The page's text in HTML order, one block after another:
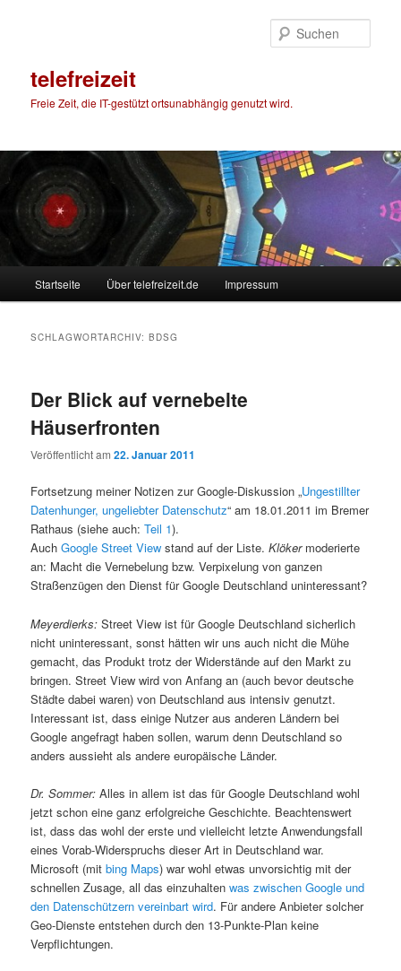
telefreizeit
Freie Zeit, die IT-gestützt ortsunabhängig genutzt wird.
Startseite Über telefreizeit.de Impressum
SCHLAGWORTARCHIV:BDSG
Der Blick auf vernebelte
Häuserfronten
Veröffentlicht am22. Januar 2011
Fortsetzung meiner Notizen zur Google-Diskussion „Ungestillter
Datenhunger, ungeliebter Datenschutz“ am 18.01.2011 im Bremer
Rathaus (siehe auch:Teil 1).
AuchGoogle Street View stand auf der Liste.Klökermoderierte
an: Macht die Vernebelung bzw. Verpixelung von ganzen
Straßenzügen den Dienst für Google Deutschland uninteressant?
Meyerdierks: Street View ist für Google Deutschland sicherlich
nicht uninteressant, sonst hätten wir uns auch nicht die Mühe
gemacht, das Produkt trotz der Widerstände auf den Markt zu
bringen. Street View wird von Anfang an (auch bevor deutsche
Städte dabei waren) von Deutschland aus intensiv genutzt.
Interessant ist, dass einige Nutzer aus anderen Ländern bei
Google angefragt haben sollen, warum denn Deutschland so
anders aussieht als andere europäische Länder.
Dr. Sommer: Alles in allem ist das für Google Deutschland wohl
jetzt schon eine ganz erfolgreiche Geschichte. Beachtenswert
ist, dass das wohl der erste und vielleicht letzte Anwendungsfall
eines Vorab-Widerspruchs dieser Art in Deutschland war.
Microsoft (mit bing Maps) war wohl etwas unvorsichtig mit der
schnellen Zusage, all das einzuhaltenwas zwischen Google und
den Datenschützern vereinbart wird. Für andere Anbieter solcher
Geo-Dienste entstehen durch den 13-Punkte-Plan keine
Verpflichtungen.